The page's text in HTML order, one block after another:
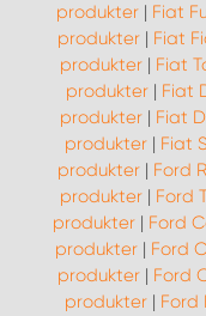
produkter | Fiat
produkter| Fiat
produkter| Fiat
produkter| Fiat
produkter| Fiat
produkter| Fiat
produkter| Ford
produkter | Ford
produkter| Ford
produkter | Ford
produkter | Ford
produkter | Ford